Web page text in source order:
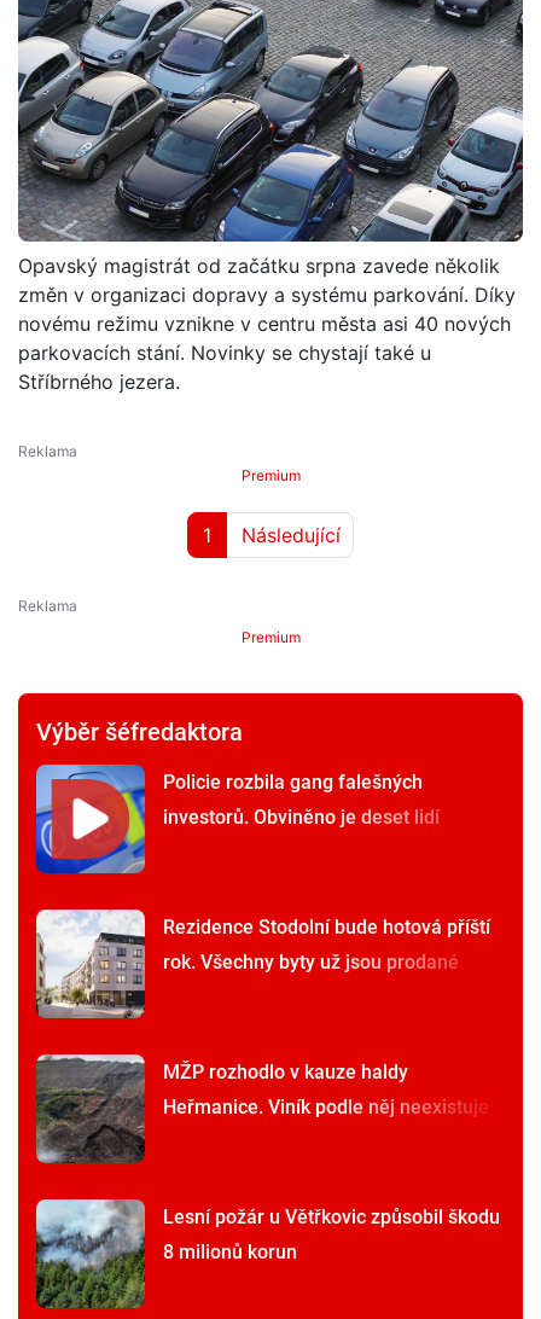
Opavský magistrát od začátku srpna zavede několik
změn v organizaci dopravy a systému parkování. Díky
novému režimu vznikne v centru města asi 40 nových
parkovacích stání. Novinky se chystají také u
Stříbrného jezera.
Premium
1 Následující
Premium
Výběr šéfredaktora
Policie rozbila gang falešných
investorů. Obviněno je deset lidí
Rezidence Stodolní bude hotová příští
rok. Všechny byty už jsou prodané
MŽP rozhodlo v kauze haldy
Heřmanice. Viník podle něj neexistuje
Lesní požár u Větřkovic způsobil škodu
8 milionů korun